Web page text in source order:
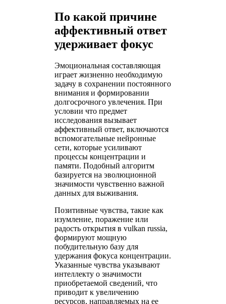
По какой причине
аффективный ответ
удерживает фокус
Эмоциональная составляющая
играет жизненно необходимую
задачу в сохранении постоянного
внимания и формировании
долгосрочного увлечения. При
условии что предмет
исследования вызывает
аффективный ответ, включаются
вспомогательные нейронные
сети, которые усиливают
процессы концентрации и
памяти. Подобный алгоритм
базируется на эволюционной
значимости чувственно важной
данных для выживания.
Позитивные чувства, такие как
изумление, поражение или
радость открытия в vulkan russia,
формируют мощную
побудительную базу для
удержания фокуса концентрации.
Указанные чувства указывают
интеллекту о значимости
приобретаемой сведений, что
приводит к увеличению
ресурсов, направляемых на ее